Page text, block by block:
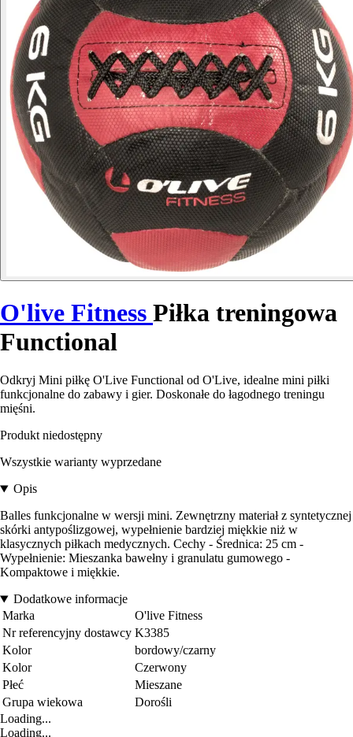
O'live Fitness Piłka treningowa
Functional
Odkryj Mini piłkę O'Live Functional od O'Live, idealne mini piłki
funkcjonalne do zabawy i gier. Doskonałe do łagodnego treningu
mięśni.
Produkt niedostępny
Wszystkie warianty wyprzedane
Opis
Balles funkcjonalne w wersji mini. Zewnętrzny materiał z syntetycznej
skórki antypoślizgowej, wypełnienie bardziej miękkie niż w
klasycznych piłkach medycznych. Cechy - Średnica: 25 cm -
Wypełnienie: Mieszanka bawełny i granulatu gumowego -
Kompaktowe i miękkie.
Dodatkowe informacje
Marka
O'live Fitness
Nr referencyjny dostawcy K3385
Kolor
bordowy/czarny
Kolor
Czerwony
Płeć
Mieszane
Grupa wiekowa
Dorośli
Loading...
Loading...